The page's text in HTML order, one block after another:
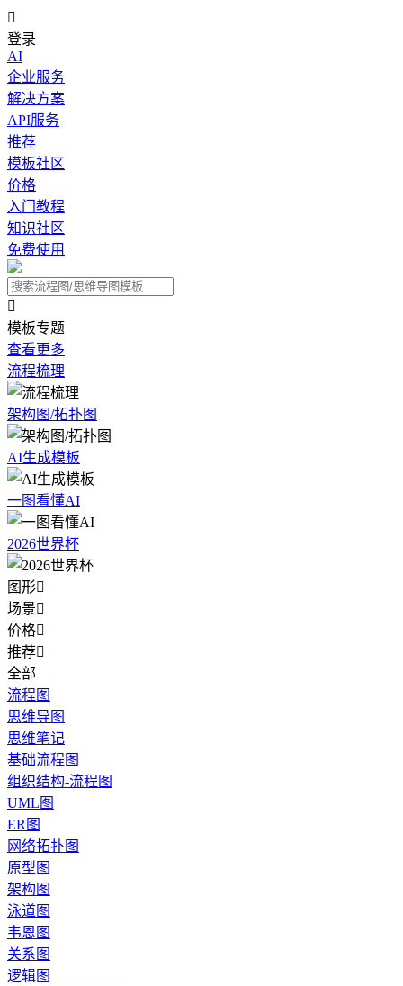

登录
AI
企业服务
解决方案
API服务
推荐
模板社区
价格
入门教程
知识社区
免费使用

模板专题
查看更多
流程梳理
架构图/拓扑图
AI生成模板
一图看懂AI
2026世界杯
图形
场景
价格
推荐
全部
流程图
思维导图
思维笔记
基础流程图
组织结构-流程图
UML图
ER图
网络拓扑图
原型图
架构图
泳道图
韦恩图
关系图
逻辑图